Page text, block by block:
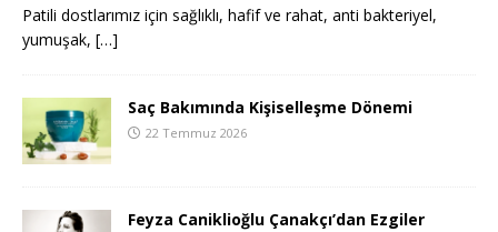
Patili dostlarımız için sağlıklı, hafif ve rahat, anti bakteriyel,
yumuşak, […]
Saç Bakımında Kişiselleşme Dönemi
22 Temmuz 2026
Feyza Caniklioğlu Çanakçı’dan Ezgiler